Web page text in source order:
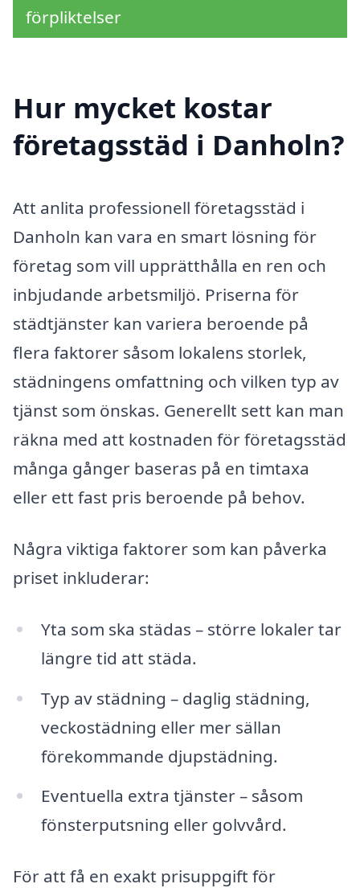
förpliktelser
Hur mycket kostar
företagsstäd i Danholn?
Att anlita professionell företagsstäd i
Danholn kan vara en smart lösning för
företag som vill upprätthålla en ren och
inbjudande arbetsmiljö. Priserna för
städtjänster kan variera beroende på
flera faktorer såsom lokalens storlek,
städningens omfattning och vilken typ av
tjänst som önskas. Generellt sett kan man
räkna med att kostnaden för företagsstäd
många gånger baseras på en timtaxa
eller ett fast pris beroende på behov.
Några viktiga faktorer som kan påverka
priset inkluderar:
Yta som ska städas – större lokaler tar
längre tid att städa.
Typ av städning – daglig städning,
veckostädning eller mer sällan
förekommande djupstädning.
Eventuella extra tjänster – såsom
fönsterputsning eller golvvård.
För att få en exakt prisuppgift för